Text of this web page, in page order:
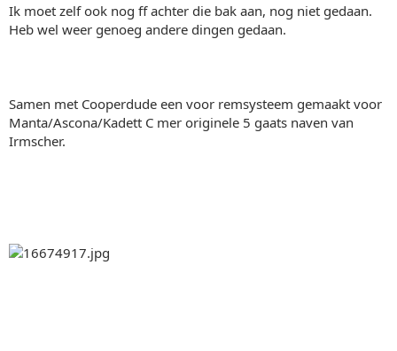
Ik moet zelf ook nog ff achter die bak aan, nog niet gedaan.
Heb wel weer genoeg andere dingen gedaan.
Samen met Cooperdude een voor remsysteem gemaakt voor
Manta/Ascona/Kadett C mer originele 5 gaats naven van
Irmscher.